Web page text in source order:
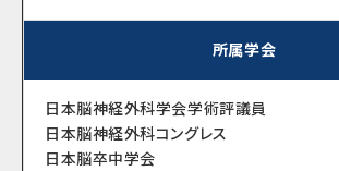
所属学会
日本脳神経外科学会学術評議員
日本脳神経外科コングレス
日本脳卒中学会